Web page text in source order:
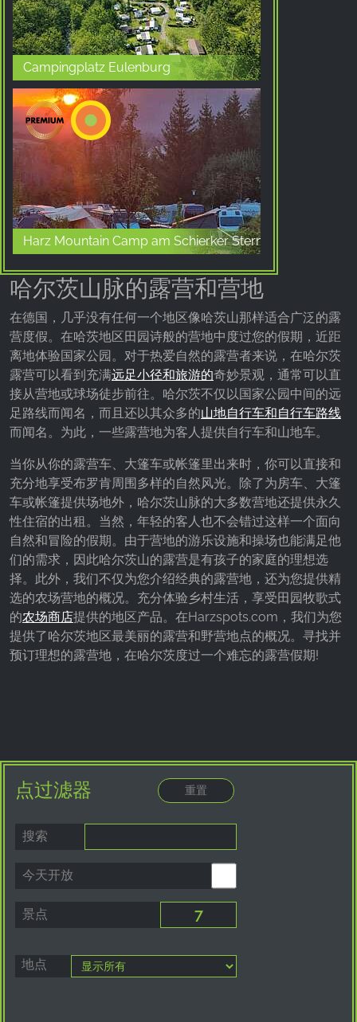
Campingplatz Eulenburg
Harz Mountain Camp am Schierker Stern
哈尔茨山脉的露营和营地
在德国，几乎没有任何一个地区像哈茨山那样适合广泛的露
营度假。在哈茨地区田园诗般的营地中度过您的假期，近距
离地体验国家公园。对于热爱自然的露营者来说，在哈尔茨
露营可以看到充满远足小径和旅游的奇妙景观，通常可以直
接从营地或球场徒步前往。哈尔茨不仅以国家公园中间的远
足路线而闻名，而且还以其众多的山地自行车和自行车路线
而闻名。为此，一些露营地为客人提供自行车和山地车。
当你从你的露营车、大篷车或帐篷里出来时，你可以直接和
充分地享受布罗肯周围多样的自然风光。除了为房车、大篷
车或帐篷提供场地外，哈尔茨山脉的大多数营地还提供永久
性住宿的出租。当然，年轻的客人也不会错过这样一个面向
自然和冒险的假期。由于营地的游乐设施和操场也能满足他
们的需求，因此哈尔茨山的露营是有孩子的家庭的理想选
择。此外，我们不仅为您介绍经典的露营地，还为您提供精
选的农场营地的概况。充分体验乡村生活，享受田园牧歌式
的农场商店提供的地区产品。在Harzspots.com，我们为您
提供了哈尔茨地区最美丽的露营和野营地点的概况。寻找并
预订理想的露营地，在哈尔茨度过一个难忘的露营假期!
点过滤器
搜索
今天开放
景点
地点
市场营销
营销cookies被第三方用来显示个性化的广告。它们
通过跟踪各网站的访问者来实现这一目的。
Facebook Pixel
Name:
_fbp, fr, _fbq, fbq
Provider:
Facebook Ireland Ltd.
Purpose:
广告测量和营销
Cookie duration:
3个月 - 1年
统计数据
统计Cookies以匿名方式收集信息。这些信息有助
于我们了解访问者如何使用我们的网站。
Google Analytics
Name:
_ga, _gid, _gac_gb_
Provider:
Google LLC
Purpose:
收集关于网站使用的统计数据
Cookie duration:
24小时 - 2年